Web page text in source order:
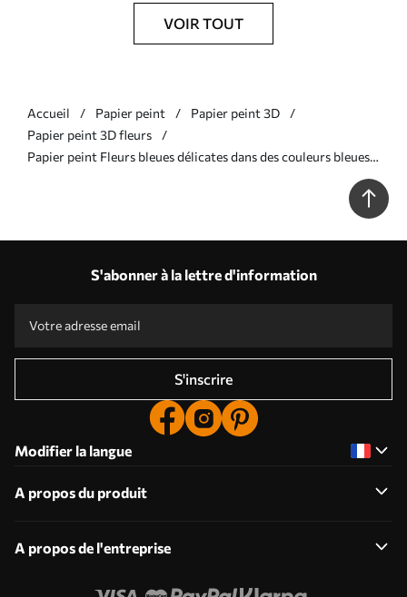
VOIR TOUT
Accueil Papier peint
Papier peint 3D
Papier peint 3D fleurs
Papier peint Fleurs bleues délicates dans des couleurs bleues
S'abonner à la lettre d'information
S'inscrire
Modifier la langue
A propos du produit
A propos de l'entreprise